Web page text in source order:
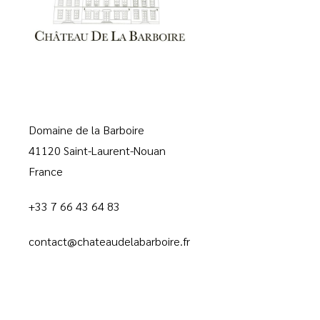
Domaine de la Barboire
41120 Saint-Laurent-Nouan
France
+33 7 66 43 64 83
contact@chateaudelabarboire.fr